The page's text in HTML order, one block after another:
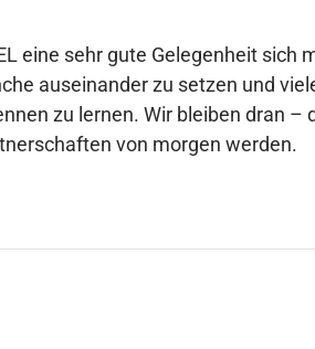
eine sehr gute Gelegenheit sich
auseinander zu setzen und
zu lernen. Wir bleiben dran –
von morgen werden.